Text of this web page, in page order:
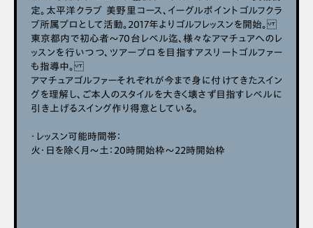
定。太平洋クラブ 美野里コース、イーグルポイントゴルフクラ
ブ所属プロとして活動。2017年よりゴルフレッスンを開始。
東京都内で初心者〜70台レベル迄、様々なアマチュアへのレ
ッスンを行いつつ、ツアープロを目指すアスリートゴルファー
も指導中。
アマチュアゴルファーそれぞれが今まで身に付けてきたスイン
グを理解し、ご本人のスタイルを大きく壊さず目指すレベルに
引き上げるスイング作り得意としている。
・レッスン可能時間帯：
火・日を除く月〜土：20時開始枠～22時開始枠